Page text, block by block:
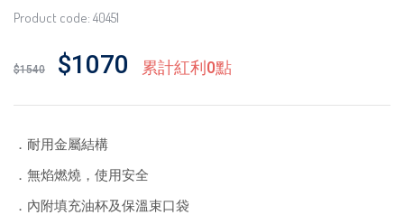
Product code: 40451
$1540 $1070 累計紅利0點
．耐用金屬結構
．無焰燃燒，使用安全
．內附填充油杯及保溫束口袋